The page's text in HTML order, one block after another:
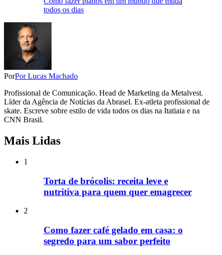
todos os dias
PorPor Lucas Machado
Profissional de Comunicação. Head de Marketing da Metalvest.
Líder da Agência de Notícias da Abrasel. Ex-atleta profissional de
skate. Escreve sobre estilo de vida todos os dias na Itatiaia e na
CNN Brasil.
Mais Lidas
1
Torta de brócolis: receita leve e
nutritiva para quem quer emagrecer
2
Como fazer café gelado em casa: o
segredo para um sabor perfeito